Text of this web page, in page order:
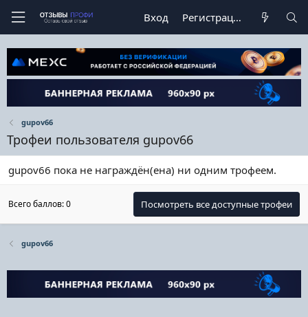
Вход Регистрация
gupov66
Трофеи пользователя gupov66
gupov66 пока не награждён(ена) ни одним трофеем.
Всего баллов: 0 Посмотреть все доступные трофеи
gupov66